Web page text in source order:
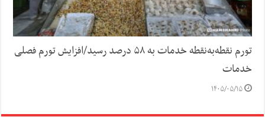
تورم نقطه‌به‌نقطه خدمات به ۵۸ درصد رسید/افزایش تورم فصلی
خدمات
۱۴۰۵/۰۵/۱۵